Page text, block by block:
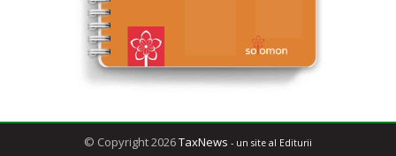
© Copyright 2026TaxNews - un site al Editurii